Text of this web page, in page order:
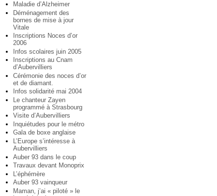
Maladie d’Alzheimer
Déménagement des
bornes de mise à jour
Vitale
Inscriptions Noces d’or
2006
Infos scolaires juin 2005
Inscriptions au Cnam
d’Aubervilliers
Cérémonie des noces d’or
et de diamant.
Infos solidarité mai 2004
Le chanteur Zayen
programmé à Strasbourg
Visite d’Aubervilliers
Inquiétudes pour le métro
Gala de boxe anglaise
L’Europe s’intéresse à
Aubervilliers
Auber 93 dans le coup
Travaux devant Monoprix
L’éphémère
Auber 93 vainqueur
Maman, j’ai « piloté » le